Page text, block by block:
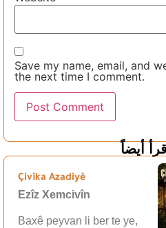
Save my name, email, and
the next time I comment.
Çivîka Azadiyê
Ezîz Xemcivîn
Baxê peyvan li ber te ye,